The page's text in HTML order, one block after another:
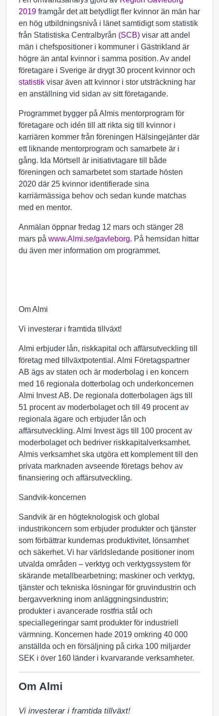
2019 framgår det att betydligt fler kvinnor än män har
en hög utbildningsnivå i länet samtidigt som statistik
från Statistiska Centralbyrån (SCB) visar att andel
män i chefspositioner i kommuner i Gästrikland är
högre än antal kvinnor i samma position. Av andel
företagare i Sverige är drygt 30 procent kvinnor och
statistik visar även att kvinnor i stor utsträckning har
en anställning vid sidan av sitt företagande.
Programmet bygger på Almis mentorprogram för
företagare och idén till att rikta sig till kvinnor i
karriären kommer från föreningen Hälsingejänter där
ett liknande mentorprogram och samarbete är i
gång. Ida Mörtsell är initiativtagare till både
föreningen och samarbetet som startade hösten
2020 där 25 kvinnor identifierade sina
karriärmässiga behov och sedan kunde matchas
med en mentor.
Anmälan öppnar fredag 12 mars och stänger 28
mars på www.Almi.se/gavleborg. På hemsidan hittar
du även mer information om programmet.
Om Almi
Vi investerar i framtida tillväxt!
Almi erbjuder lån, riskkapital och affärsutveckling till
företag med tillväxtpotential. Almi Företagspartner
AB ägs av staten och är moderbolag i en koncern
med 16 regionala dotterbolag och underkoncernen
Almi Invest AB. De regionala dotterbolagen ägs till
51 procent av moderbolaget och till 49 procent av
regionala ägare och erbjuder lån och
affärsutveckling. Almi Invest ägs till 100 procent av
moderbolaget och bedriver riskkapitalverksamhet.
Almis verksamhet ska utgöra ett komplement till den
privata marknaden avseende företags behov av
finansiering och affärsutveckling.
Sandvik-koncernen
Sandvik är en högteknologisk och global
industrikoncern som erbjuder produkter och tjänster
som förbättrar kundernas produktivitet, lönsamhet
och säkerhet. Vi har världsledande positioner inom
utvalda områden – verktyg och verktygssystem för
skärande metallbearbetning; maskiner och verktyg,
tjänster och tekniska lösningar för gruvindustrin och
bergavverkning inom anläggningsindustrin;
produkter i avancerade rostfria stål och
speciallegeringar samt produkter för industriell
värmning. Koncernen hade 2019 omkring 40 000
anställda och en försäljning på cirka 100 miljarder
SEK i över 160 länder i kvarvarande verksamheter.
Om Almi
Vi investerar i framtida tillväxt!